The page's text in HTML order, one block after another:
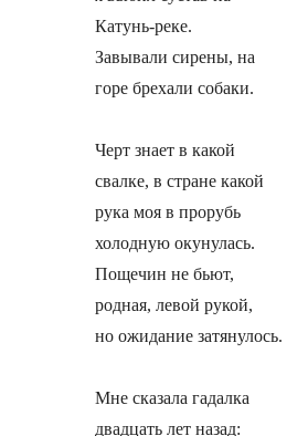
Катунь-реке.
Завывали сирены, на
горе брехали собаки.
Черт знает в какой
свалке, в стране какой
рука моя в прорубь
холодную окунулась.
Пощечин не бьют,
родная, левой рукой,
но ожидание затянулось.
Мне сказала гадалка
двадцать лет назад: